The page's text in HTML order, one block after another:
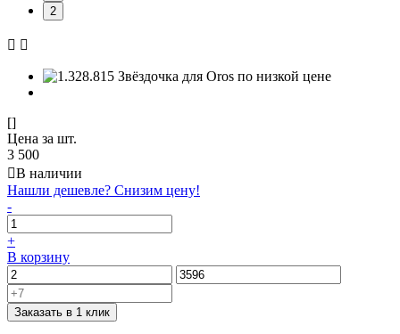
2
[]
Цена за шт.
3 500
В наличии
Нашли дешевле? Снизим цену!
-
+
В корзину
Заказать в 1 клик